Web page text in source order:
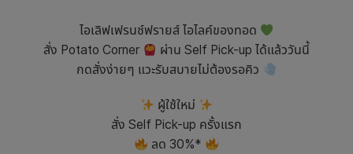
ไอเลิฟเฟรนช์ฟรายส์ ไอไลค์ของทอด
สั่ง Potato Corner
ผ่าน Self Pick-up ได้แล้ววันนี้
กดสั่งง่ายๆ แวะรับสบายไม่ต้องรอคิว
ผู้ใช้ใหม่
สั่ง Self Pick-up ครั้งแรก
ลด 30%*